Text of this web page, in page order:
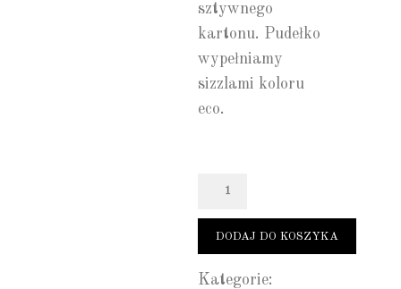
sztywnego
kartonu. Pudełko
wypełniamy
sizzlami koloru
eco.
Ilość
DODAJ DO KOSZYKA
Kategorie: